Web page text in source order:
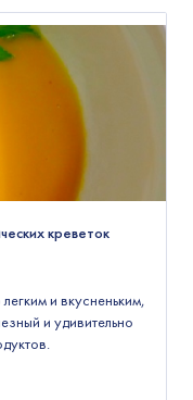
креветок
и вкусненьким,
и удивительно